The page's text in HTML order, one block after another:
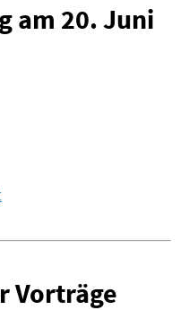
am 20. Juni
Vorträge